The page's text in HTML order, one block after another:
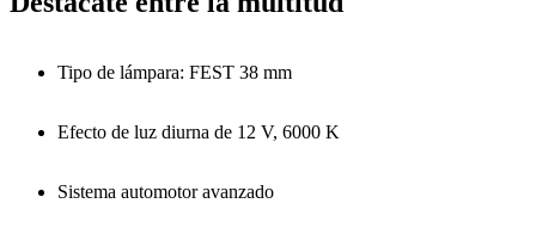
Tipo de lámpara: FEST 38 mm
Efecto de luz diurna de 12 V, 6000 K
Sistema automotor avanzado